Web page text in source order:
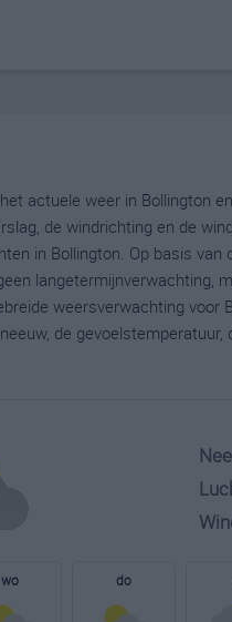
actuele weer in Bollington
de windrichting en de
in Bollington. Op basis van
langetermijnverwachting,
weersverwachting voor
de gevoelstemperatuur,
wo do